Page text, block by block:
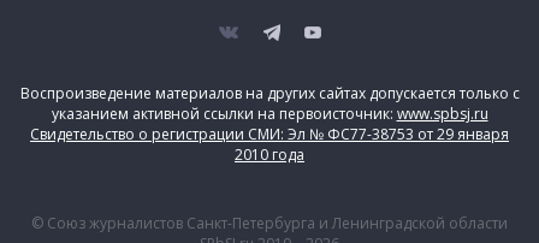
Воспроизведение материалов на других сайтах допускается только с
указанием активной ссылки на первоисточник: www.spbsj.ru
Свидетельство о регистрации СМИ: Эл № ФС77-38753 от 29 января
2010 года
© Союз журналистов Санкт-Петербурга и Ленинградской области